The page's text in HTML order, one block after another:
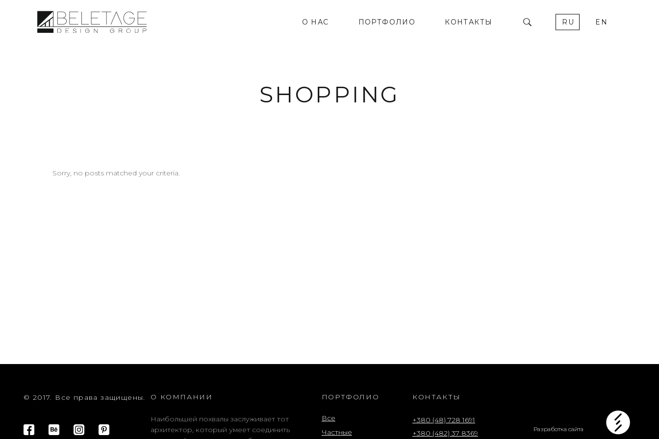
О НАС ПОРТФОЛИО КОНТАКТЫ RU EN
SHOPPING
Sorry, no posts matched your criteria.
© 2017. Все права защищены. О КОМПАНИИ
Наибольшей похвалы заслуживает тот
архитектор, который умеет соединить
ПОРТФОЛИО
Все
Частные
КОНТАКТЫ
+380 (48) 728 1691
+380 (482) 37 8369
Разработка сайта